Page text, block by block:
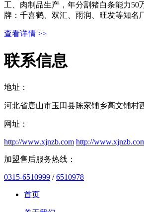
工、肉制品生产，年分割猪白条能力50
牌：千喜鹤、双汇、雨润、旺发等知名
查看详情 >>
联系信息
地址：
河北省唐山市玉田县陈家铺乡高文铺村
网址：
http://www.xjnzb.com http://
加盟售后服务热线：
0315-6510999 /6510978
首页